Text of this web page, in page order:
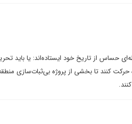
حساس از تاریخ خود ایستاده‌اند: یا باید
کنند تا بخشی از پروژه بی‌ثبات‌سازی